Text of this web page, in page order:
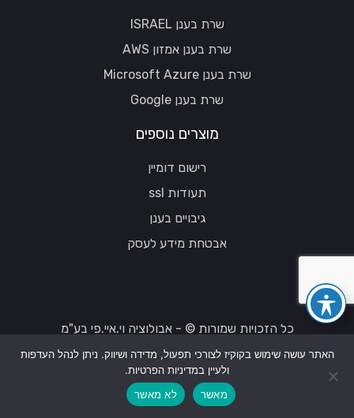
שרת בענן ISRAEL
שרת בענן אמזון AWS
שרת בענן Microsoft Azure
שרת בענן Google
מוצרים נוספים
רישום דומיין
תעודות ssl
גיבויים בענן
אבטחת מידע לעסק
כל הזכויות שמורות © - אבולוציה וי.איי.פי בע"מ
האתר עושה שימוש בקוקיז לצורכי תפעול, מדידה ושיווק. ניתן לנהל העדפות
ולעיין במדיניות הפרטיות.
מאשר
לא מאשר